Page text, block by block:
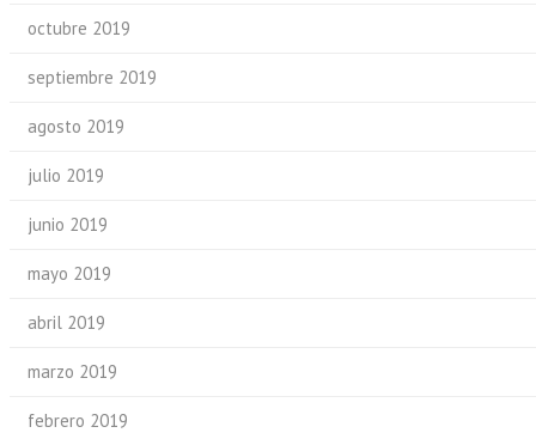
octubre 2019
septiembre 2019
agosto 2019
julio 2019
junio 2019
mayo 2019
abril 2019
marzo 2019
febrero 2019